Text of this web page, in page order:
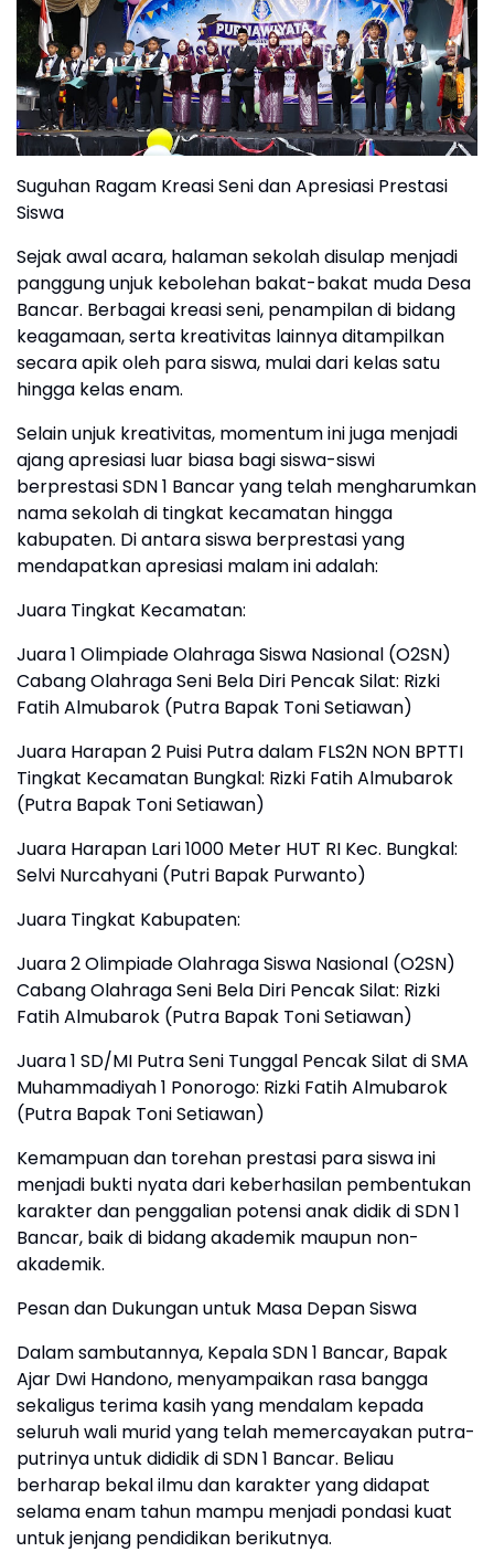
Suguhan Ragam Kreasi Seni dan Apresiasi Prestasi
Siswa
​Sejak awal acara, halaman sekolah disulap menjadi
panggung unjuk kebolehan bakat-bakat muda Desa
Bancar. Berbagai kreasi seni, penampilan di bidang
keagamaan, serta kreativitas lainnya ditampilkan
secara apik oleh para siswa, mulai dari kelas satu
hingga kelas enam.
​Selain unjuk kreativitas, momentum ini juga menjadi
ajang apresiasi luar biasa bagi siswa-siswi
berprestasi SDN 1 Bancar yang telah mengharumkan
nama sekolah di tingkat kecamatan hingga
kabupaten. Di antara siswa berprestasi yang
mendapatkan apresiasi malam ini adalah:
​Juara Tingkat Kecamatan:
​Juara 1 Olimpiade Olahraga Siswa Nasional (O2SN)
Cabang Olahraga Seni Bela Diri Pencak Silat: Rizki
Fatih Almubarok (Putra Bapak Toni Setiawan)
​Juara Harapan 2 Puisi Putra dalam FLS2N NON BPTTI
Tingkat Kecamatan Bungkal: Rizki Fatih Almubarok
(Putra Bapak Toni Setiawan)
​Juara Harapan Lari 1000 Meter HUT RI Kec. Bungkal:
Selvi Nurcahyani (Putri Bapak Purwanto)
​Juara Tingkat Kabupaten:
​Juara 2 Olimpiade Olahraga Siswa Nasional (O2SN)
Cabang Olahraga Seni Bela Diri Pencak Silat: Rizki
Fatih Almubarok (Putra Bapak Toni Setiawan)
​Juara 1 SD/MI Putra Seni Tunggal Pencak Silat di SMA
Muhammadiyah 1 Ponorogo: Rizki Fatih Almubarok
(Putra Bapak Toni Setiawan)
​Kemampuan dan torehan prestasi para siswa ini
menjadi bukti nyata dari keberhasilan pembentukan
karakter dan penggalian potensi anak didik di SDN 1
Bancar, baik di bidang akademik maupun non-
akademik.
​Pesan dan Dukungan untuk Masa Depan Siswa
​Dalam sambutannya, Kepala SDN 1 Bancar, Bapak
Ajar Dwi Handono, menyampaikan rasa bangga
sekaligus terima kasih yang mendalam kepada
seluruh wali murid yang telah memercayakan putra-
putrinya untuk dididik di SDN 1 Bancar. Beliau
berharap bekal ilmu dan karakter yang didapat
selama enam tahun mampu menjadi pondasi kuat
untuk jenjang pendidikan berikutnya.